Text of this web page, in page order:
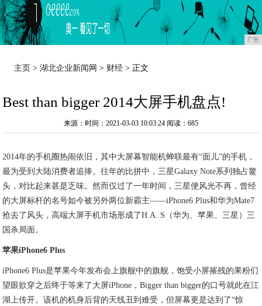
广告
主页 >湖北企业新闻网 > 财经 > 正文
Best than bigger 2014大屏手机盘点!
来源：时间：2021-03-03 10:03:24 阅读：685
2014年的手机圈热闹依旧，其中大屏幕智能机蝉联最有“面儿”的手机，
最为受到大陆消费者追捧。往年的比拼中，三星Galaxy Note系列独占鳌
头，对比起来甚是乏味。然而仅过了一年时间，三星便风光不再，曾经
的大屏标杆的名号如今被另外两位新霸主——iPhone6 Plus和华为Mate7
抢去了风头，高端大屏手机市场形成了H.A. S（华为、苹果、三星）三
国杀局面。
苹果iPhone6 Plus
iPhone6 Plus是苹果今年发布会上旗舰中的旗舰，饱受小屏摧残的果粉们
望眼欲穿之后终于等来了大屏iPhone，Bigger than bigger的口号就此在江
湖上传开。该机的机身后背的天线丑到难受，但屏幕更是达到了“惊